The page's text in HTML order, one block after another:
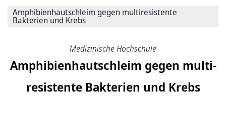
Seite
Drucken
Amphi­bien­haut­schleim gegen multi­resistente
Bakterien und Krebs
Medizinische Hochschule
Amphi­bien­haut­schleim gegen multi­
resistente Bakterien und Krebs